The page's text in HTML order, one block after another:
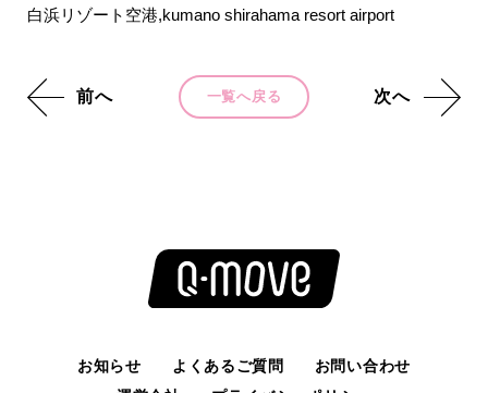
白浜リゾート空港,kumano shirahama resort airport
前へ 一覧へ戻る 次へ
お知らせ よくあるご質問
お問い合わせ